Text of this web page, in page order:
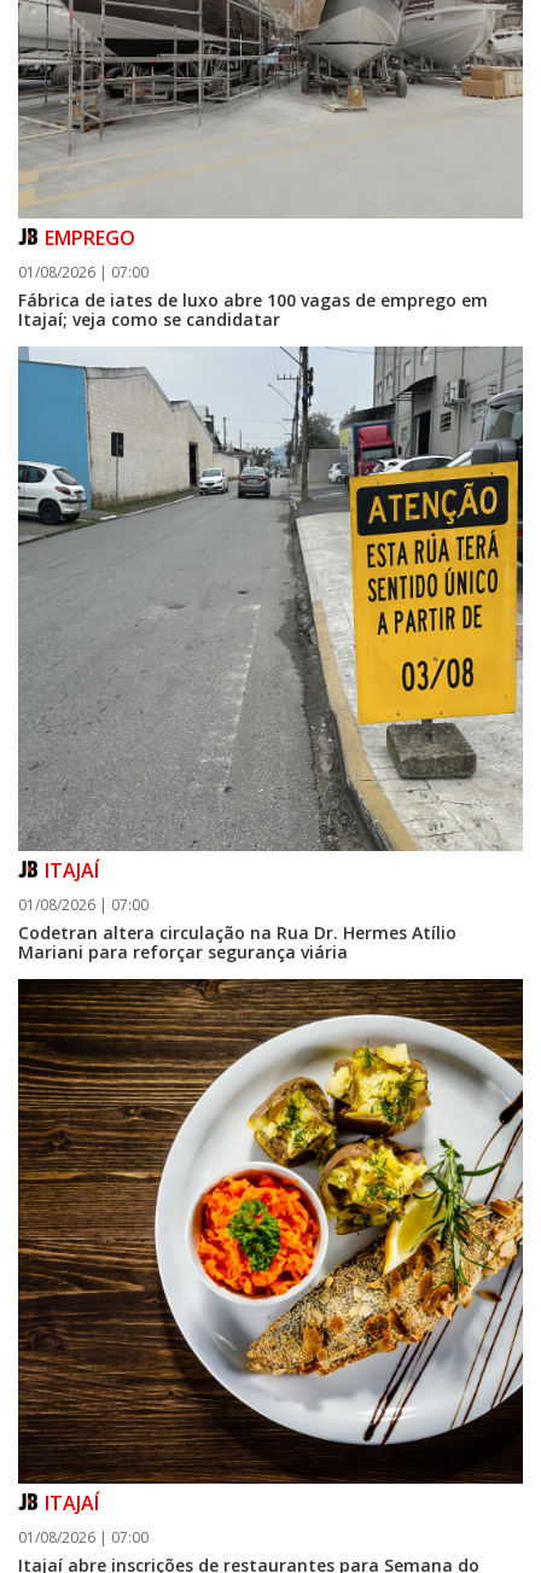
EMPREGO
01/08/2026 | 07:00
Fábrica de iates de luxo abre 100 vagas de emprego em
Itajaí; veja como se candidatar
ITAJAÍ
01/08/2026 | 07:00
Codetran altera circulação na Rua Dr. Hermes Atílio
Mariani para reforçar segurança viária
ITAJAÍ
01/08/2026 | 07:00
Itajaí abre inscrições de restaurantes para Semana do